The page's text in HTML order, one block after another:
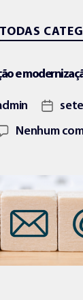
TODAS
e
Nenhum